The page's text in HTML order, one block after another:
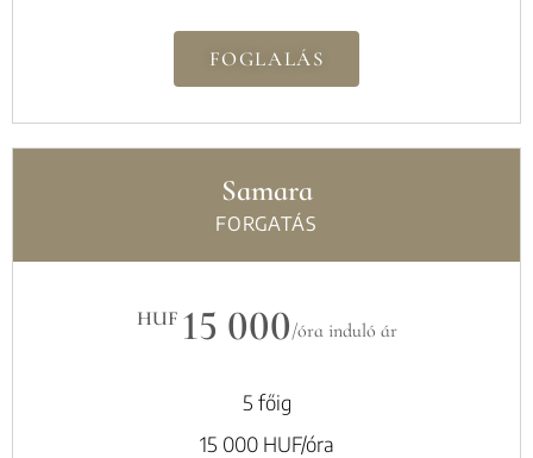
FOGLALÁS
Samara
FORGATÁS
HUF 15 000/óra induló ár
5 főig
15 000 HUF/óra